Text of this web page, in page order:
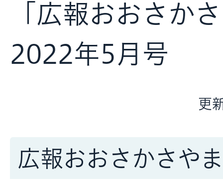
「広報おおさか
2022年5月号
更
広報おおさかさやま